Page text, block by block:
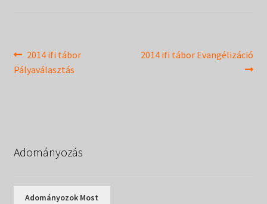
menu
Bejegyzés
navigáció
Previous
post:
2014 ifi tábor
Pályaválasztás
Next
2014 ifi tábor Evangélizáció
Adományozás
Adományozok Most